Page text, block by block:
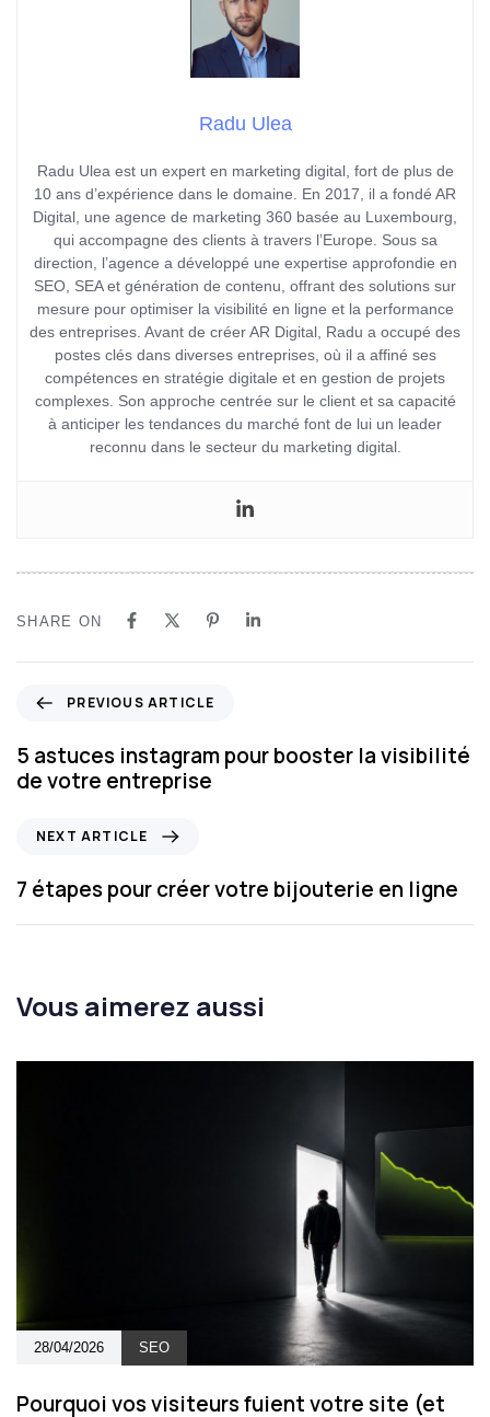
Radu Ulea
Radu Ulea est un expert en marketing digital, fort de plus de
10 ans d’expérience dans le domaine. En 2017, il a fondé AR
Digital, une agence de marketing 360 basée au Luxembourg,
qui accompagne des clients à travers l’Europe. Sous sa
direction, l’agence a développé une expertise approfondie en
SEO, SEA et génération de contenu, offrant des solutions sur
mesure pour optimiser la visibilité en ligne et la performance
des entreprises. Avant de créer AR Digital, Radu a occupé des
postes clés dans diverses entreprises, où il a affiné ses
compétences en stratégie digitale et en gestion de projets
complexes. Son approche centrée sur le client et sa capacité
à anticiper les tendances du marché font de lui un leader
reconnu dans le secteur du marketing digital.
SHARE ON
PREVIOUS ARTICLE
5 astuces instagram pour booster la visibilité
de votre entreprise
NEXT ARTICLE
7 étapes pour créer votre bijouterie en ligne
Vous aimerez aussi
28/04/2026 SEO
Pourquoi vos visiteurs fuient votre site (et